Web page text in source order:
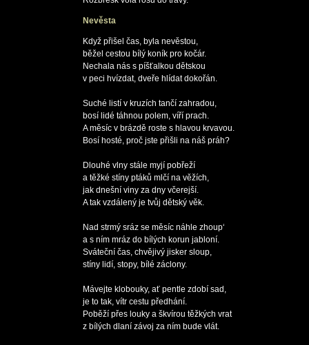
Nevěsta
Když přišel čas, byla nevěstou,
běžel cestou bílý koník pro kočár.
Nechala nás s píšťalkou dětskou
v peci hvízdat, dveře hlídat dokořán.
Suché listí v kruzích tančí zahradou,
bosí lidé táhnou polem, víří prach.
A měsíc v brázdě roste s hlavou krvavou.
Bosí hosté, proč jste přišli na náš práh?
Dlouhé vlny stále myjí pobřeží
a těžké stíny ptáků mlčí na věžích,
jak dnešní viny za dny včerejší.
A tak vzdálený je tvůj dětský věk.
Nad strmý sráz se měsíc náhle zhoup‘
a s ním mráz do bílých korun jabloní.
Sváteční čas, chvějivý jisker sloup,
stíny lidí, stopy, bílé záclony.
Mávejte klobouky, ať pentle zdobí sad,
je to tak, vítr cestu předhání.
Poběží přes louky a škvírou těžkých vrat
z bílých dlaní závoj za ním bude vlát.